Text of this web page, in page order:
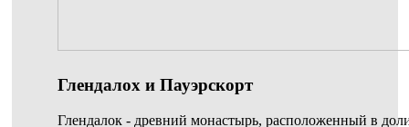
Глендалох и Пауэрскорт
Глендалок - древний монастырь, расположенный в